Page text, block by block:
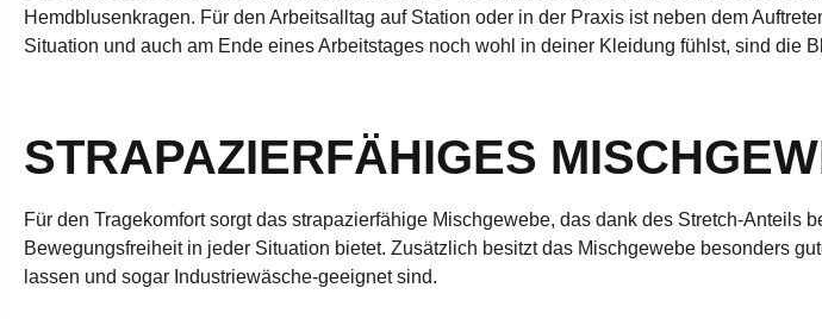
Hemdblusenkragen. Für den Arbeitsalltag auf Station oder in der Praxis ist neben dem
Situation und auch am Ende eines Arbeitstages noch wohl in deiner Kleidung fühlst, sind die
STRAPAZIERFÄHIGES
Für den Tragekomfort sorgt das strapazierfähige Mischgewebe, das dank des Stretch-
Bewegungsfreiheit in jeder Situation bietet. Zusätzlich besitzt das Mischgewebe besonders
lassen und sogar Industriewäsche-geeignet sind.